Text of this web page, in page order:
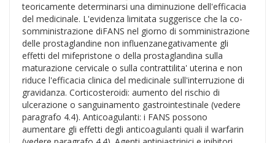
teoricamente determinarsi una diminuzione dell'efficacia
del medicinale. L'evidenza limitata suggerisce che la co-
somministrazione diFANS nel giorno di somministrazione
delle prostaglandine non influenzanegativamente gli
effetti del mifepristone o della prostaglandina sulla
maturazione cervicale o sulla contrattilita' uterina e non
riduce l'efficacia clinica del medicinale sull'interruzione di
gravidanza. Corticosteroidi: aumento del rischio di
ulcerazione o sanguinamento gastrointestinale (vedere
paragrafo 4.4). Anticoagulanti: i FANS possono
aumentare gli effetti degli anticoagulanti quali il warfarin